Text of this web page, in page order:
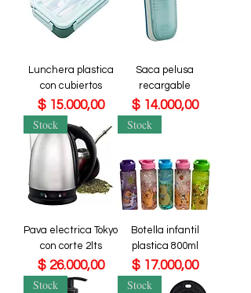
Lunchera plastica
con cubiertos
Precio
$ 15.000,00
Saca pelusa
recargable
Precio
$ 14.000,00
Stock
Pava electrica Tokyo
con corte 2lts
Precio
$ 26.000,00
Stock
Botella infantil
plastica 800ml
Precio
$ 17.000,00
Stock Stock